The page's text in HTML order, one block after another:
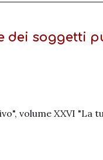
dei soggetti
volume XXVI "La